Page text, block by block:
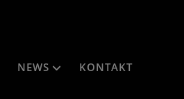
NEWS KONTAKT